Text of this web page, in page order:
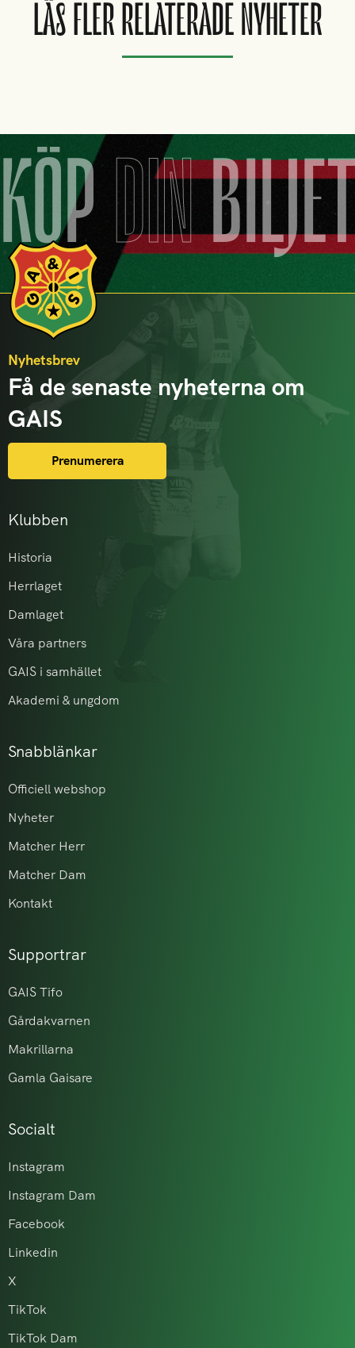
LÄS FLER RELATERADE NYHETER
KÖPDIN
Klubben
Historia
Herrlaget
Damlaget
Våra partners
GAIS i samhället
Akademi & ungdom
Snabblänkar
Officiell webshop
Nyheter
Matcher Herr
Matcher Dam
Kontakt
Supportrar
GAIS Tifo
Gårdakvarnen
Makrillarna
Gamla Gaisare
Socialt
Instagram
Instagram Dam
Facebook
Linkedin
X
TikTok
TikTok Dam
Nyhetsbrev
Få de senaste nyheterna om
GAIS
Prenumerera